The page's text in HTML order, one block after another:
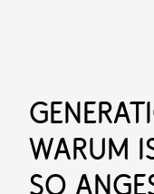
Warum
so